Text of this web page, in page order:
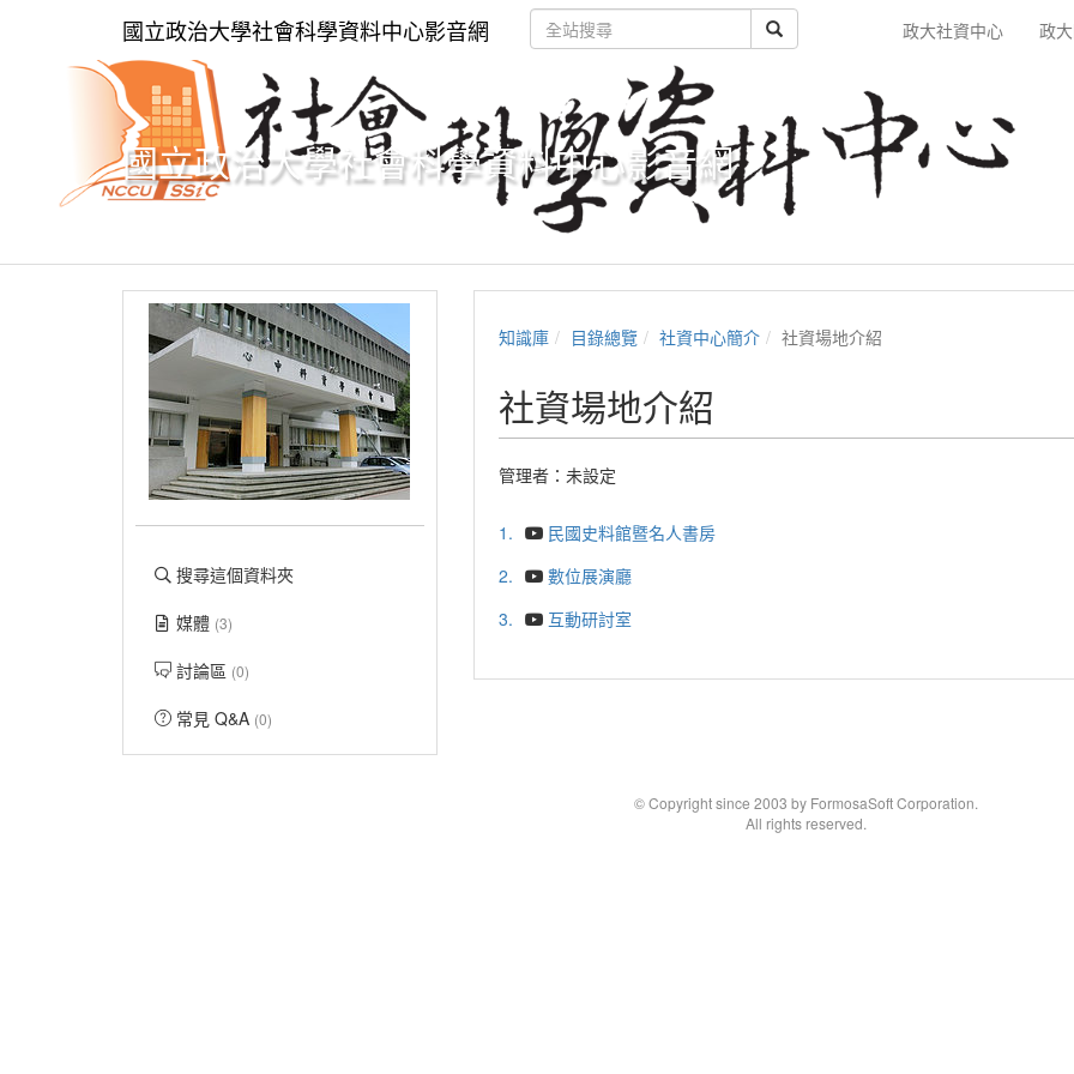
國立政治大學社會科學資料中心影音網 政大社資中心 政
國立政治大學社會科學資料中心影音網
搜尋這個資料夾
媒體 (3)
討論區 (0)
常見 Q&A (0)
知識庫 目錄總覽 社資中心簡介 社資場地介紹
社資場地介紹
管理者：未設定
1.
民國史料館暨名人書房
2.
數位展演廳
3.
互動研討室
© Copyright since 2003 by FormosaSoft Corporation.
All rights reserved.